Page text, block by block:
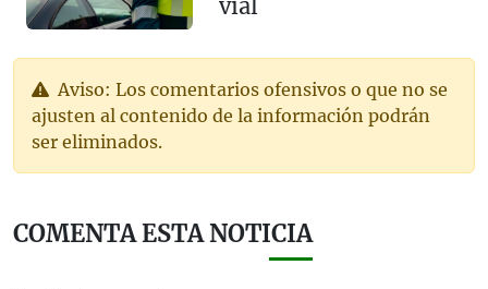
vial
Aviso: Los comentarios ofensivos o que no se
ajusten al contenido de la información podrán
ser eliminados.
COMENTA ESTA NOTICIA